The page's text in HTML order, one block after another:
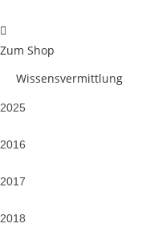
Inhalt
springen
Zum Shop
Wissensvermittlung
2025
2016
2017
2018